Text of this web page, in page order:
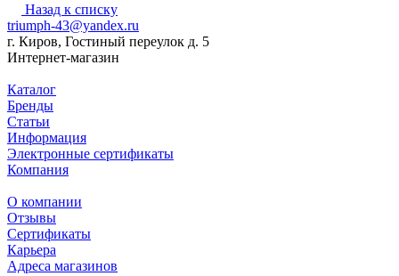
Назад к списку
triumph-43@yandex.ru
г. Киров, Гостиный переулок д. 5
Интернет-магазин
Каталог
Бренды
Статьи
Информация
Электронные сертификаты
Компания
О компании
Отзывы
Сертификаты
Карьера
Адреса магазинов